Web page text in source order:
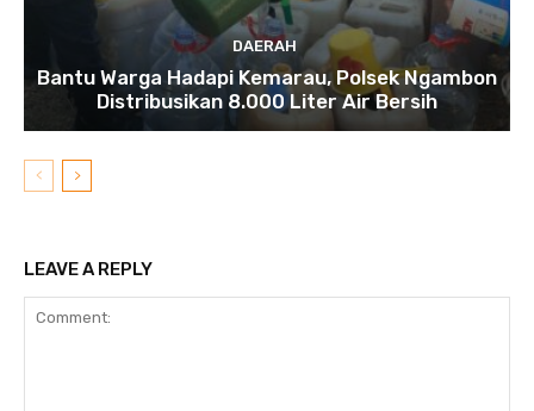
DAERAH
Bantu Warga Hadapi Kemarau, Polsek Ngambon
Distribusikan 8.000 Liter Air Bersih
LEAVE A REPLY